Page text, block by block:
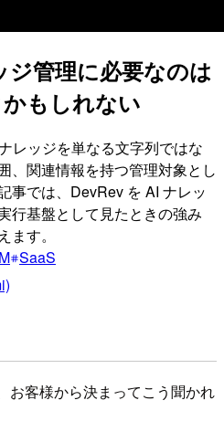
管理に必要なのは
もしれない
レッジを単なる文字列ではな
、関連情報を持つ管理対象とし
事では、DevRev を AI ナレッ
行基盤として見たときの強み
す。
SaaS
お客様から決まってこう聞かれ